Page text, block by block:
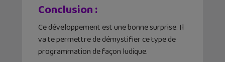
Conclusion :
Ce développement est une bonne surprise. Il
va te permettre de démystifier ce type de
programmation de façon ludique.